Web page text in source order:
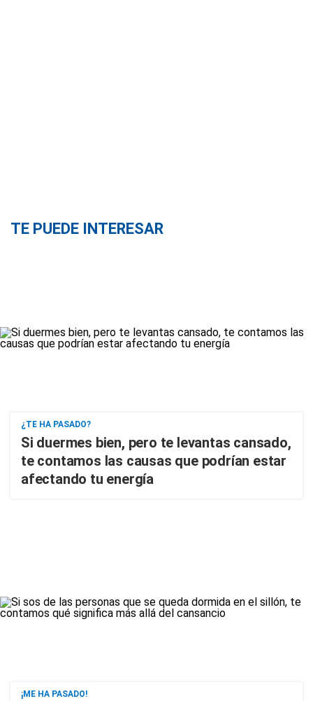
TE PUEDE INTERESAR
¿TE HA PASADO?
Si duermes bien, pero te levantas cansado,
te contamos las causas que podrían estar
afectando tu energía
¡ME HA PASADO!